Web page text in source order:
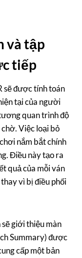
và tập
tiếp
sẽ được tính toán
tại của người
quan trình độ
Việc loại bỏ
nắm bắt chính
Điều này tạo ra
quả của mỗi ván
vì bị điều phối
giới thiệu màn
Summary) được
cấp một bản